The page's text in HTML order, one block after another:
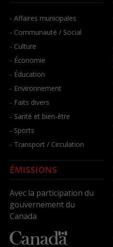
- Affaires municipales
- Communauté / Social
- Culture
- Économie
- Éducation
- Environnement
- Faits divers
- Santé et bien-être
- Sports
- Transport / Circulation
ÉMISSIONS
Avec la participation du
gouvernement du
Canada